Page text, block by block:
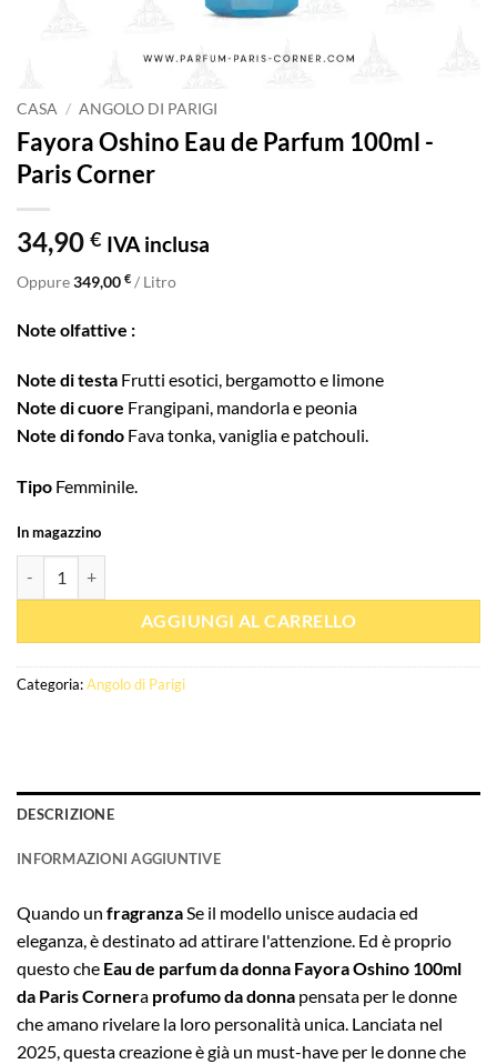
CASA / ANGOLO DI PARIGI
Fayora Oshino Eau de Parfum 100ml -
Paris Corner
34,90 € IVA inclusa
Oppure349,00 € / Litro
Note olfattive :
Note di testa Frutti esotici, bergamotto e limone
Note di cuore Frangipani, mandorla e peonia
Note di fondo Fava tonka, vaniglia e patchouli.
Tipo Femminile.
In magazzino
AGGIUNGI AL CARRELLO
Categoria:Angolo di Parigi
DESCRIZIONE
INFORMAZIONI AGGIUNTIVE
Quando un fragranzaSe il modello unisce audacia ed
eleganza, è destinato ad attirare l'attenzione. Ed è proprio
questo che Eau de parfum da donna Fayora Oshino 100ml
da Paris Cornera profumo da donna pensata per le donne
che amano rivelare la loro personalità unica. Lanciata nel
2025, questa creazione è già un must-have per le donne che